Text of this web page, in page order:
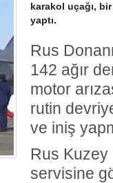
karakol uçağı,
yaptı.
Rus
142 ağır
motor
rutin
ve iniş
Rus Kuzey
servisine